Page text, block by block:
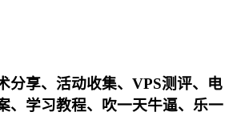
分享、活动收集、VPS测评、电
、学习教程、吹一天牛逼、乐一